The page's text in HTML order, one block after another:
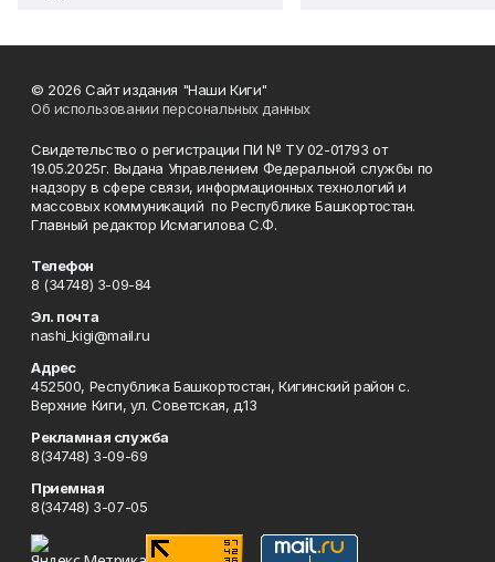
© 2026 Сайт издания "Наши Киги"
Об использовании персональных данных
Свидетельство о регистрации ПИ № ТУ 02-01793 от
19.05.2025г. Выдана Управлением Федеральной службы по
надзору в сфере связи, информационных технологий и
массовых коммуникаций по Республике Башкортостан.
Главный редактор Исмагилова С.Ф.
Телефон
8 (34748) 3-09-84
Эл. почта
nashi_kigi@mail.ru
Адрес
452500, Республика Башкортостан, Кигинский район с.
Верхние Киги, ул. Советская, д.13
Рекламная служба
8(34748) 3-09-69
Приемная
8(34748) 3-07-05